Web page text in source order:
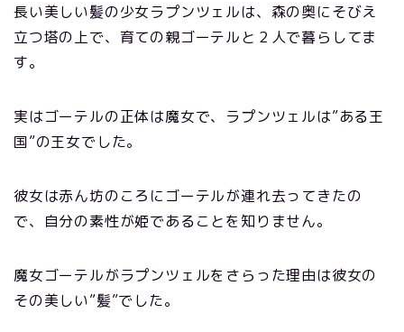
長い美しい髪の少女ラプンツェルは、森の奥にそびえ
立つ塔の上で、育ての親ゴーテルと２人で暮らしてま
す。
実はゴーテルの正体は魔女で、ラプンツェルは”ある王
国”の王女でした。
彼女は赤ん坊のころにゴーテルが連れ去ってきたの
で、自分の素性が姫であることを知りません。
魔女ゴーテルがラプンツェルをさらった理由は彼女の
その美しい”髪”でした。